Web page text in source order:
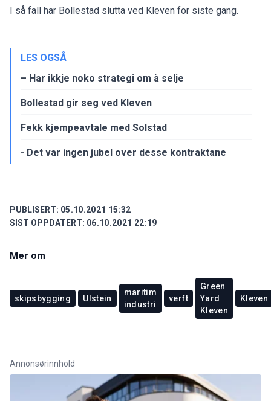
I så fall har Bollestad slutta ved Kleven for siste gang.
LES OGSÅ
– Har ikkje noko strategi om å selje
Bollestad gir seg ved Kleven
Fekk kjempeavtale med Solstad
- Det var ingen jubel over desse kontraktane
PUBLISERT: 05.10.2021 15:32
SIST OPPDATERT: 06.10.2021 22:19
Mer om
skipsbygging Ulstein
maritim
industri
verft
Green
Yard
Kleven
Kleven
Annonsørinnhold